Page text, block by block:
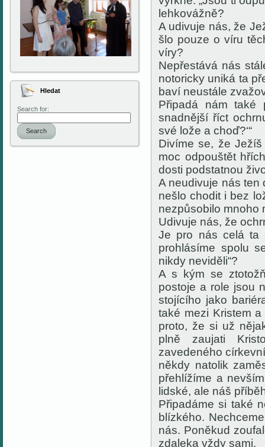
Hledat
Search for:
Search
lehkovážně?
A udivuje nás, že
šlo pouze o víru
víry?
Nepřestává nás
notoricky uniká ta
baví neustále
Připadá nám také
snadnější říct
své lože a choď?‘“
Divíme se, že
moc odpouštět
dosti podstatnou
A neudivuje nás ten
nešlo chodit i bez
nezpůsobilo mnoho
Udivuje nás, že
Je pro nás celá ta
prohlásíme spolu
nikdy neviděli“?
A s kým se
postoje a role jsou
stojícího jako
také mezi Kristem
proto, že si už
plně zaujati
zavedeného
někdy natolik
přehlížíme a
lidské, ale náš
Připadáme si také
blízkého.
nás. Poněkud
zdaleka vždy sami.